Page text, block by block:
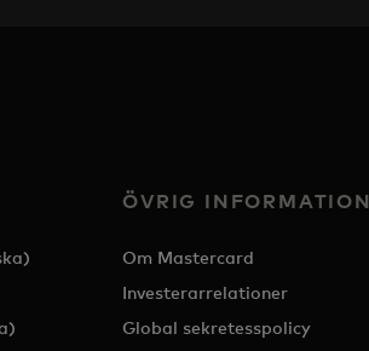
ÖVRIG INFORMATION
Om Mastercard
Investerarrelationer
Global sekretesspolicy